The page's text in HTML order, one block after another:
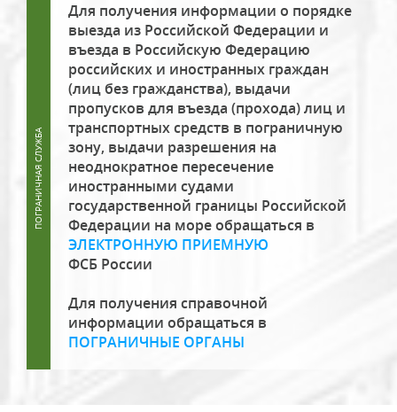
Для получения информации о порядке
выезда из Российской Федерации и
въезда в Российскую Федерацию
российских и иностранных граждан
(лиц без гражданства), выдачи
пропусков для въезда (прохода) лиц и
транспортных средств в пограничную
зону, выдачи разрешения на
неоднократное пересечение
иностранными судами
государственной границы Российской
Федерации на море обращаться в
ЭЛЕКТРОННУЮ ПРИЕМНУЮ
ФСБ России
Для получения справочной
информации обращаться в
ПОГРАНИЧНЫЕ ОРГАНЫ